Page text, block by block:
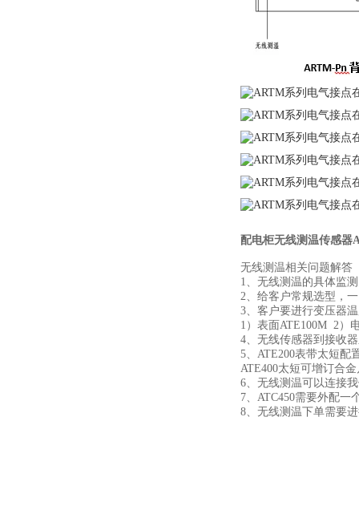
配电柜无线测温传感器
无线测温相关问题解答
1、无线测温的具体监
2、给客户常规选型，
3、客户要进行变压器
1）表面ATE100M 2）
4、无线传感器到接收
5、ATE200表带太短配
ATE400太短可增订合
6、无线测温可以连接
7、ATC450需要外配一
8、无线测温下单需要